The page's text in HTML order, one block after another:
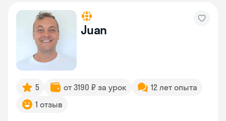
Juan
5 от 3190 ₽ за урок
12 лет опыта
1 отзыв